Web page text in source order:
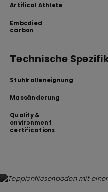
Artifical Athlete
Embodied
carbon
Technische
Stuhlrolleneignung
Massänderung
Quality &
environment
certifications